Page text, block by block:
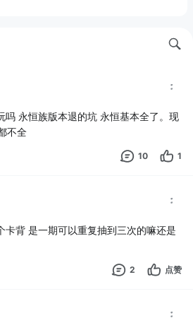
吗 永恒族版本退的坑 永恒基本全了。现
不全
10 1
卡背 是一期可以重复抽到三次的嘛还是
2 点赞